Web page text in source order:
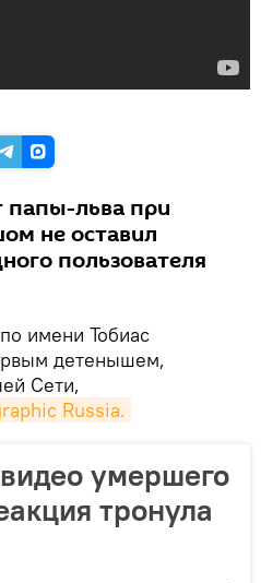
льва при
не оставил
пользователя
имени Тобиас
детенышем,
Сети,
Russia.
умершего
тронула